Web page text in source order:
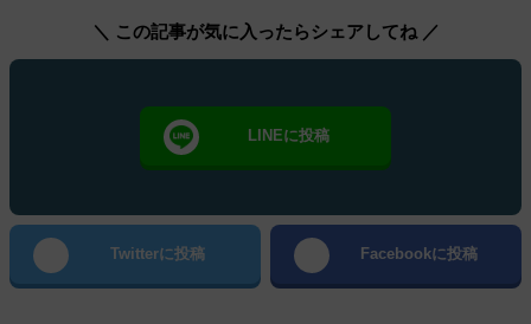
＼ この記事が気に入ったらシェアしてね ／
LINEに投稿
Twitterに投稿 Facebookに投稿